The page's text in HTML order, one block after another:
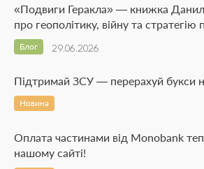
«Подвиги Геракла» — книжка
про геополітику, війну та стратегію
29.06.2026
Блог
Підтримай ЗСУ — перерахуй букси
Новина
Оплата частинами від Monobank
нашому сайті!